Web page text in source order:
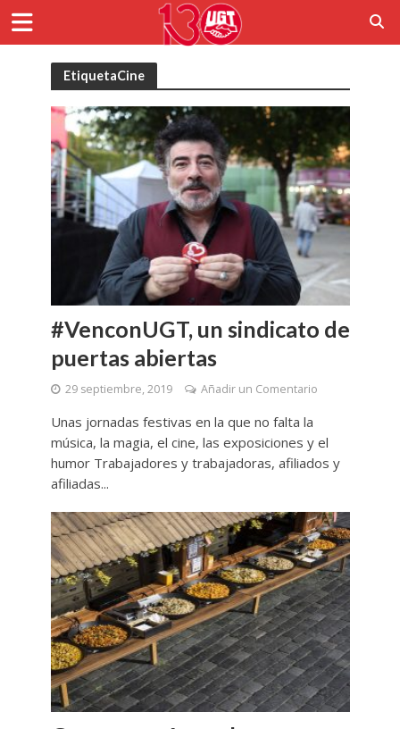
EtiquetaCine
#VenconUGT, un sindicato de
puertas abiertas
29 septiembre, 2019 Añadir un Comentario
Unas jornadas festivas en la que no falta la
música, la magia, el cine, las exposiciones y el
humor Trabajadores y trabajadoras, afiliados y
afiliadas...